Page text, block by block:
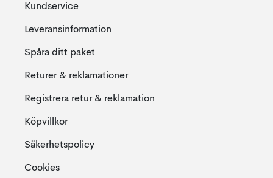
Kundservice
Leveransinformation
Spåra ditt paket
Returer & reklamationer
Registrera retur & reklamation
Köpvillkor
Säkerhetspolicy
Cookies